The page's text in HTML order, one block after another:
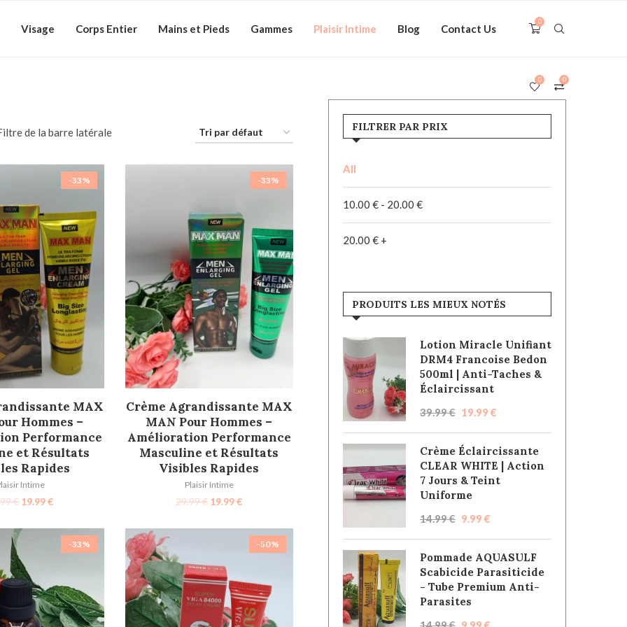
Visage Corps Entier Mains et Pieds Gammes Plaisir Intime Blog Contact Us
0
0
0
de la barre latérale
-33%
AU PANIER
MAX
Hommes –
Performance
et Résultats
Rapides
Intime
€ 19.99€
-33%
AJOUTER AU PANIER
Crème Agrandissante MAX
MAN Pour Hommes –
Amélioration Performance
Masculine et Résultats
Visibles Rapides
Plaisir Intime
29.99€ 19.99€
-33% -50%
FILTRER PAR PRIX
All
10.00 € - 20.00 €
20.00 € +
PRODUITS LES MIEUX NOTÉS
Lotion Miracle Unifiant
DRM4 Francoise Bedon
500ml | Anti-Taches &
Éclaircissant
39.99€ 19.99 €
Crème Éclaircissante
CLEAR WHITE | Action
7 Jours & Teint
Uniforme
14.99€ 9.99 €
Pommade AQUASULF
Scabicide Parasiticide
- Tube Premium Anti-
Parasites